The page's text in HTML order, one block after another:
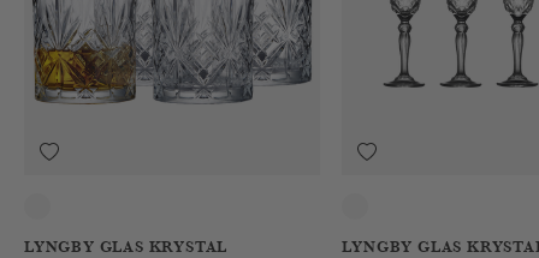
LYNGBY GLAS KRYSTAL
LYNGBY GLAS